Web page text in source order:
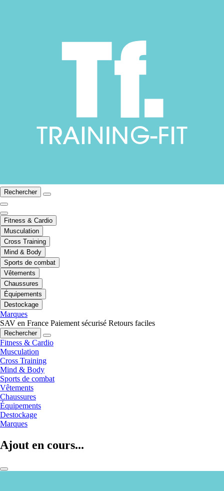
Rechercher
Fitness & Cardio
Musculation
Cross Training
Mind & Body
Sports de combat
Vêtements
Chaussures
Équipements
Destockage
Marques
SAV en France Paiement sécurisé Retours faciles
Rechercher
Fitness & Cardio
Musculation
Cross Training
Mind & Body
Sports de combat
Vêtements
Chaussures
Équipements
Destockage
Marques
Ajout en cours...